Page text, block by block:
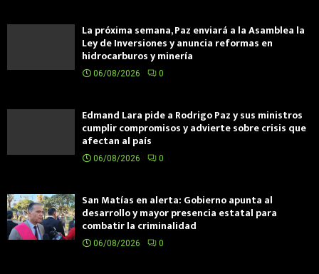
La próxima semana, Paz enviará a la Asamblea la
Ley de Inversiones y anuncia reformas en
hidrocarburos y minería
06/08/2026 0
Edmand Lara pide a Rodrigo Paz y sus ministros
cumplir compromisos y advierte sobre crisis que
afectan al país
06/08/2026 0
San Matías en alerta: Gobierno apunta al
desarrollo y mayor presencia estatal para
combatir la criminalidad
06/08/2026 0